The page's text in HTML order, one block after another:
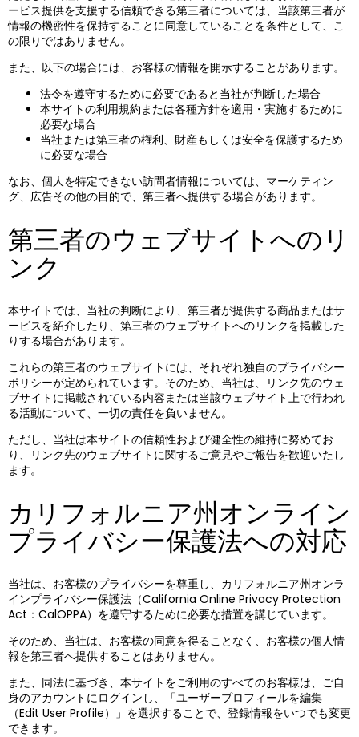
ービス提供を支援する信頼できる第三者については、当該第三者が
情報の機密性を保持することに同意していることを条件として、こ
の限りではありません。
また、以下の場合には、お客様の情報を開示することがあります。
法令を遵守するために必要であると当社が判断した場合
本サイトの利用規約または各種方針を適用・実施するために
必要な場合
当社または第三者の権利、財産もしくは安全を保護するため
に必要な場合
なお、個人を特定できない訪問者情報については、マーケティン
グ、広告その他の目的で、第三者へ提供する場合があります。
第三者のウェブサイトへのリ
ンク
本サイトでは、当社の判断により、第三者が提供する商品またはサ
ービスを紹介したり、第三者のウェブサイトへのリンクを掲載した
りする場合があります。
これらの第三者のウェブサイトには、それぞれ独自のプライバシー
ポリシーが定められています。そのため、当社は、リンク先のウェ
ブサイトに掲載されている内容または当該ウェブサイト上で行われ
る活動について、一切の責任を負いません。
ただし、当社は本サイトの信頼性および健全性の維持に努めてお
り、リンク先のウェブサイトに関するご意見やご報告を歓迎いたし
ます。
カリフォルニア州オンライン
プライバシー保護法への対応
当社は、お客様のプライバシーを尊重し、カリフォルニア州オンラ
インプライバシー保護法（California Online Privacy Protection
Act：CalOPPA）を遵守するために必要な措置を講じています。
そのため、当社は、お客様の同意を得ることなく、お客様の個人情
報を第三者へ提供することはありません。
また、同法に基づき、本サイトをご利用のすべてのお客様は、ご自
身のアカウントにログインし、「ユーザープロフィールを編集
（Edit User Profile）」を選択することで、登録情報をいつでも変更
できます。